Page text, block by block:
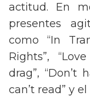
actitud. En
presentes
como “In
Rights”,
drag”, “Don’t
can’t read” y